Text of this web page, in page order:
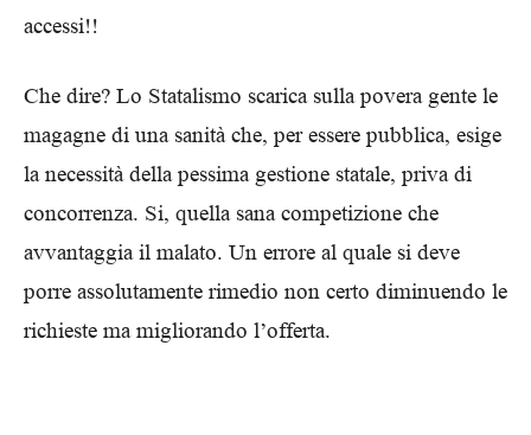
accessi!!
Che dire? Lo Statalismo scarica sulla povera gente le
magagne di una sanità che, per essere pubblica, esige
la necessità della pessima gestione statale, priva di
concorrenza. Si, quella sana competizione che
avvantaggia il malato. Un errore al quale si deve
porre assolutamente rimedio non certo diminuendo le
richieste ma migliorando l’offerta.